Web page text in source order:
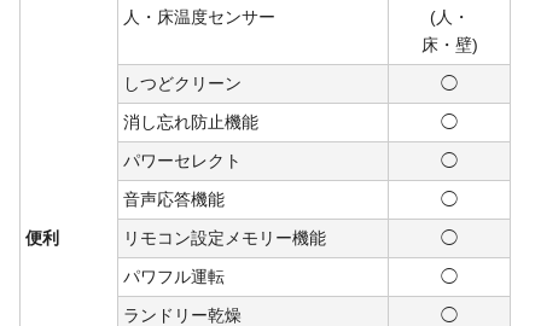
便利
人・床温度センサー
(人・
床・ 壁)
しつどクリーン
◯
消し忘れ防止機能
◯
パワーセレクト
◯
音声応答機能
◯
リモコン設定メモリー機能
◯
パワフル運転
◯
ランドリー乾燥
◯